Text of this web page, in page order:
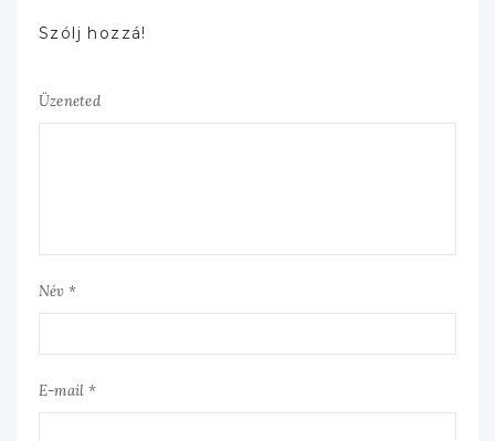
Szólj hozzá!
Üzeneted
Név *
E-mail *